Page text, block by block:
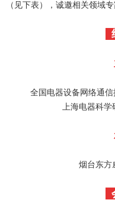
（见下表），诚邀相关领域
全国电器设备网络通信
上海电器科
烟台东方